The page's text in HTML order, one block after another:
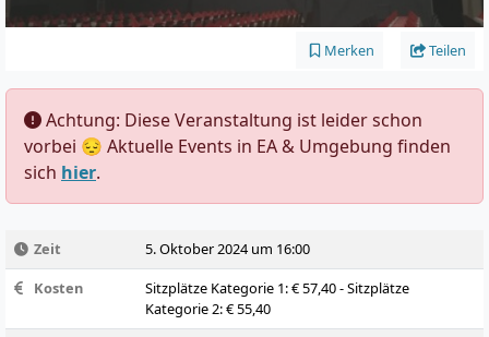
Merken Teilen
️ Achtung: Diese Veranstaltung ist leider schon
vorbei 😔 Aktuelle Events in EA & Umgebung finden
sich hier.
Zeit
5. Oktober 2024 um 16:00
Kosten
Sitzplätze Kategorie 1: € 57,40 - Sitzplätze
Kategorie 2: € 55,40